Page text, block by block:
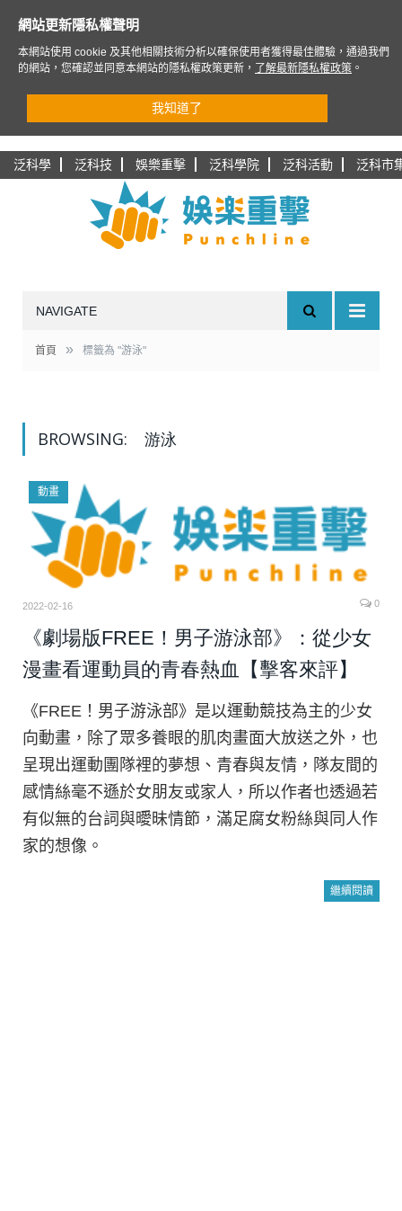
泛科學 泛科技 娛樂重擊 泛科學院 泛科活動 泛科市
NAVIGATE
首頁 » 標籤為 "游泳"
BROWSING: 游泳
動畫
2022-02-16 0
《劇場版FREE！男子游泳部》：從少女
漫畫看運動員的青春熱血【擊客來評】
《FREE！男子游泳部》是以運動競技為主的少女
向動畫，除了眾多養眼的肌肉畫面大放送之外，也
呈現出運動團隊裡的夢想、青春與友情，隊友間的
感情絲毫不遜於女朋友或家人，所以作者也透過若
有似無的台詞與曖昧情節，滿足腐女粉絲與同人作
家的想像。
繼續閱讀
網站更新隱私權聲明
本網站使用 cookie 及其他相關技術分析以確保使用者獲得最佳體驗，通過我們
的網站，您確認並同意本網站的隱私權政策更新，
了解最新隱私權政策 。
我知道了